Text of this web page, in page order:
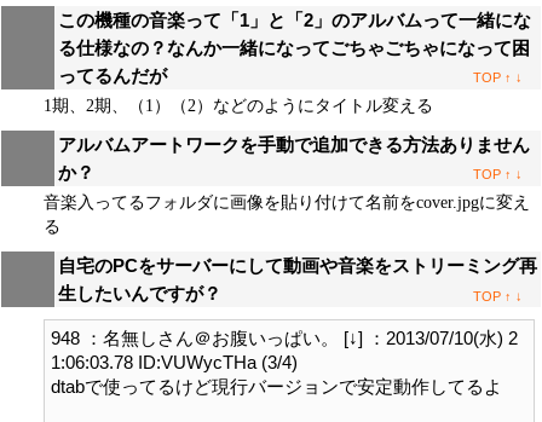
この機種の音楽って「1」と「2」のアルバムって一緒にな
る仕様なの？なんか一緒になってごちゃごちゃになって困
ってるんだが
TOP ↑ ↓
1期、2期、（1）（2）などのようにタイトル変える
アルバムアートワークを手動で追加できる方法ありません
か？
TOP ↑ ↓
音楽入ってるフォルダに画像を貼り付けて名前をcover.jpgに変え
る
自宅のPCをサーバーにして動画や音楽をストリーミング再
生したいんですが？
TOP ↑ ↓
948 ：名無しさん＠お腹いっぱい。 [↓] ：2013/07/10(水) 2
1:06:03.78 ID:VUWycTHa (3/4)
dtabで使ってるけど現行バージョンで安定動作してるよ